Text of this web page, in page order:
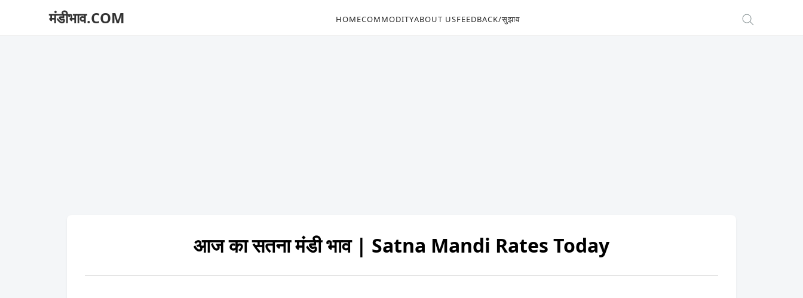
मंडीभाव.COM HOMECOMMODITYABOUT USFEEDBACK/सुझाव
आज का सतना मंडी भाव | Satna Mandi Rates Today